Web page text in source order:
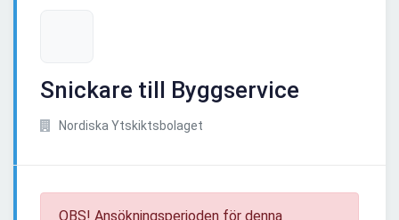
Snickare till Byggservice
Nordiska Ytskiktsbolaget
OBS! Ansökningsperioden för denna